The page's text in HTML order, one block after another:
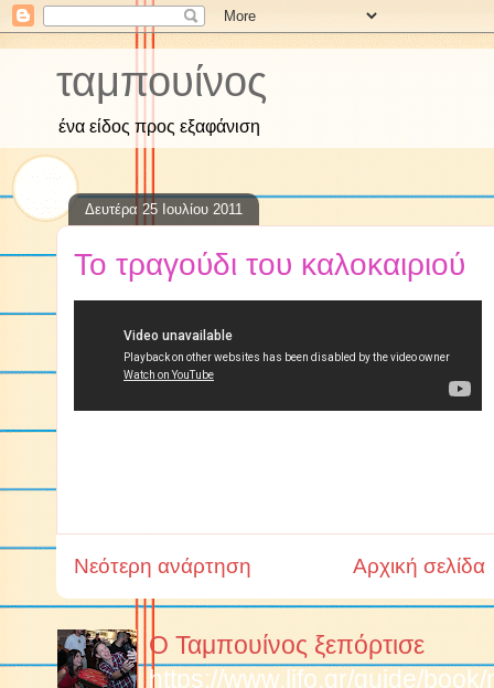
ταμπουίνος
ένα είδος προς εξαφάνιση
Δευτέρα 25 Ιουλίου 2011
Το τραγούδι του καλοκαιριού
Νεότερη ανάρτηση Αρχική σελίδα
Ο Ταμπουίνος ξεπόρτισε
https://www.lifo.gr/guide/